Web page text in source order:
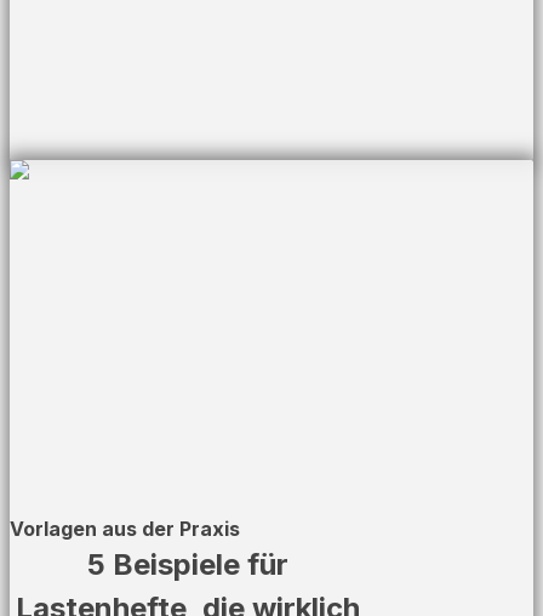
Vorlagen aus der Praxis
5 Beispiele für
Lastenhefte, die wirklich